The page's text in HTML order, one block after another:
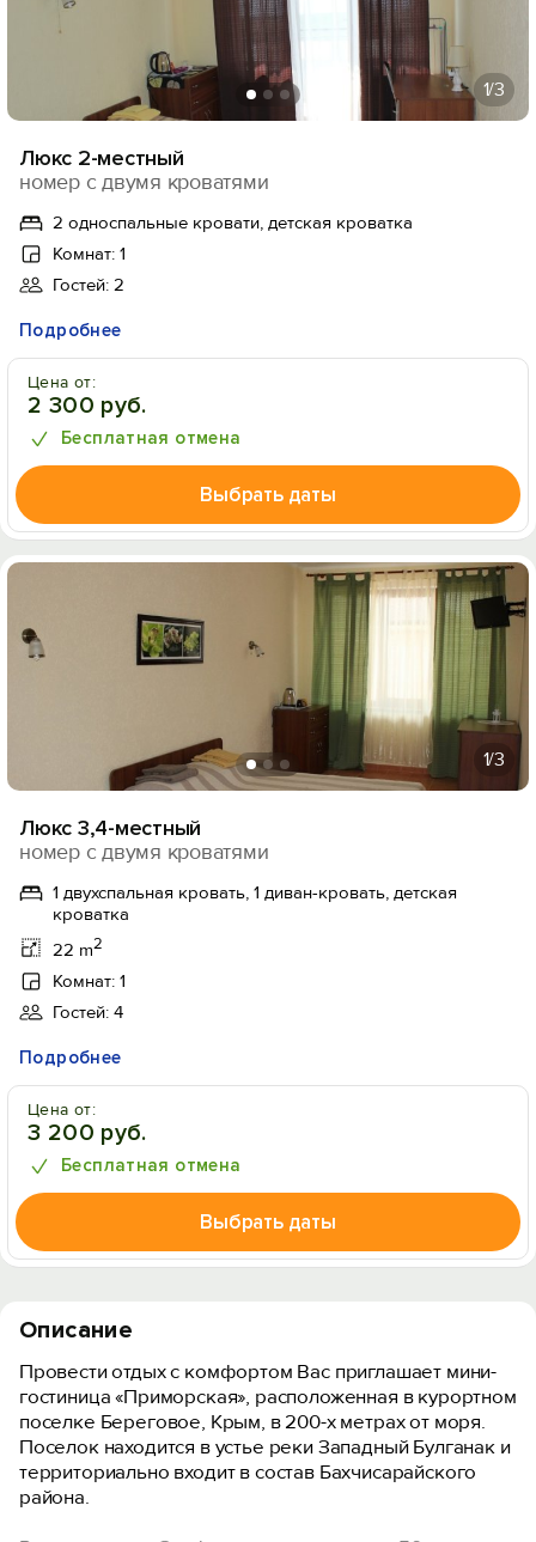
1/3
Люкс 2-местный
номер с двумя кроватями
2 односпальные кровати, детская кроватка
Комнат: 1
Гостей: 2
Подробнее
Цена от:
2 300 руб.
Бесплатная отмена
Выбрать даты
1/3
Люкс 3,4-местный
номер с двумя кроватями
1 двухспальная кровать, 1 диван-кровать, детская
кроватка
22 m2
Комнат: 1
Гостей: 4
Подробнее
Цена от:
3 200 руб.
Бесплатная отмена
Выбрать даты
Описание
Провести отдых с комфортом Вас приглашает мини-
гостиница «Приморская», расположенная в курортном
поселке Береговое, Крым, в 200-х метрах от моря.
Поселок находится в устье реки Западный Булганак и
территориально входит в состав Бахчисарайского
района.